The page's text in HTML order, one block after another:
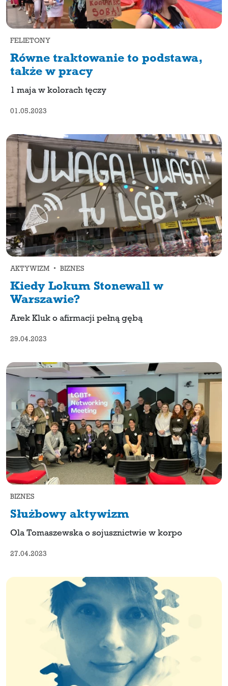
FELIETONY
Równe traktowanie to podstawa,
także w pracy
1 maja w kolorach tęczy
01.05.2023
AKTYWIZM • BIZNES
Kiedy Lokum Stonewall w
Warszawie?
Arek Kluk o afirmacji pełną gębą
29.04.2023
BIZNES
Służbowy aktywizm
Ola Tomaszewska o sojusznictwie w korpo
27.04.2023